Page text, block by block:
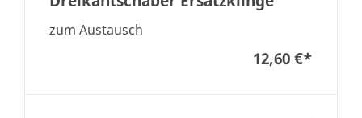
zum Austausch
12,60 €*